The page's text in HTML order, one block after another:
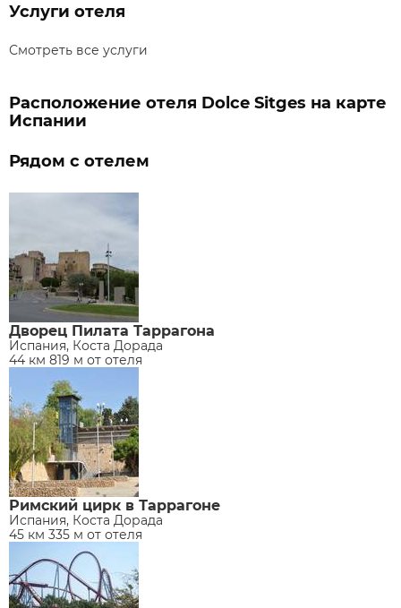
Услуги отеля
Смотреть все услуги
Расположение отеля Dolce Sitges на карте
Испании
Рядом с отелем
Дворец Пилата Таррагона
Испания, Коста Дорада
44 км 819 м от отеля
Римский цирк в Таррагоне
Испания, Коста Дорада
45 км 335 м от отеля